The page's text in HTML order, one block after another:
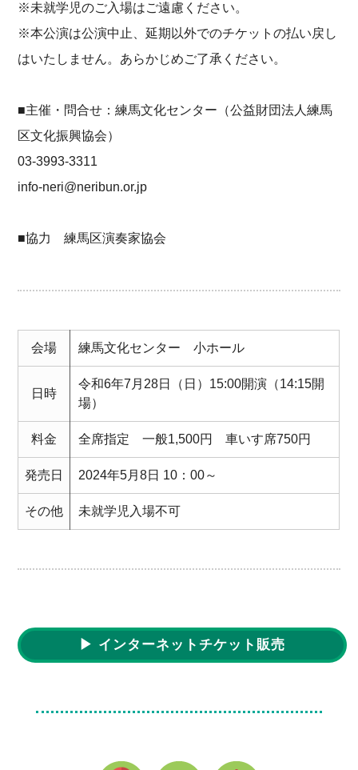
※未就学児のご入場はご遠慮ください。
※本公演は公演中止、延期以外でのチケットの払い戻し
はいたしません。あらかじめご了承ください。
■主催・問合せ：練馬文化センター（公益財団法人練馬
区文化振興協会）
03-3993-3311
info-neri@neribun.or.jp
■協力 練馬区演奏家協会
会場 練馬文化センター 小ホール
日時
令和6年7月28日（日）15:00開演（14:15開
場）
料金 全席指定 一般1,500円 車いす席750円
発売日 2024年5月8日 10：00～
その他 未就学児入場不可
▶ インターネットチケット販売